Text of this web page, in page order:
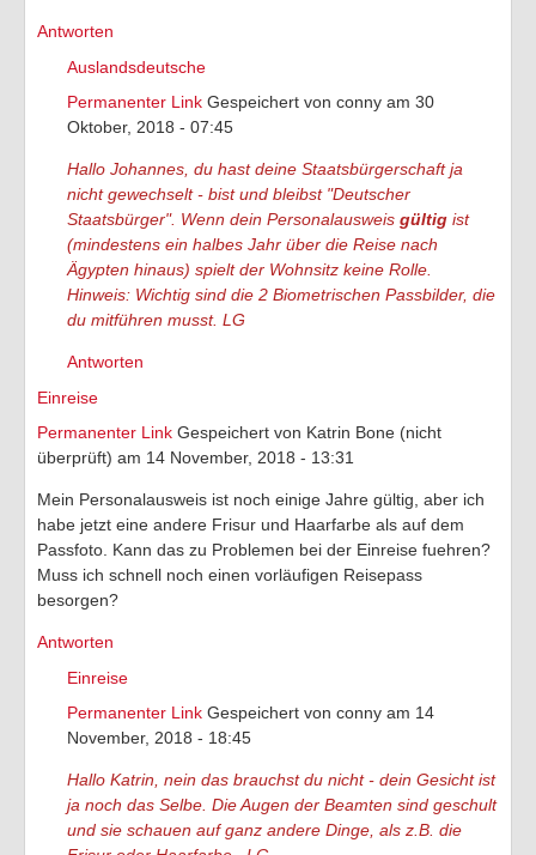
Antworten
Auslandsdeutsche
Permanenter Link Gespeichert von conny am 30
Oktober, 2018 - 07:45
Hallo Johannes, du hast deine Staatsbürgerschaft ja
nicht gewechselt - bist und bleibst "Deutscher
Staatsbürger". Wenn dein Personalausweis gültig ist
(mindestens ein halbes Jahr über die Reise nach
Ägypten hinaus) spielt der Wohnsitz keine Rolle.
Hinweis: Wichtig sind die 2 Biometrischen Passbilder, die
du mitführen musst. LG
Antworten
Einreise
Permanenter Link Gespeichert von Katrin Bone (nicht
überprüft) am 14 November, 2018 - 13:31
Mein Personalausweis ist noch einige Jahre gültig, aber ich
habe jetzt eine andere Frisur und Haarfarbe als auf dem
Passfoto. Kann das zu Problemen bei der Einreise fuehren?
Muss ich schnell noch einen vorläufigen Reisepass
besorgen?
Antworten
Einreise
Permanenter Link Gespeichert von conny am 14
November, 2018 - 18:45
Hallo Katrin, nein das brauchst du nicht - dein Gesicht ist
ja noch das Selbe. Die Augen der Beamten sind geschult
und sie schauen auf ganz andere Dinge, als z.B. die